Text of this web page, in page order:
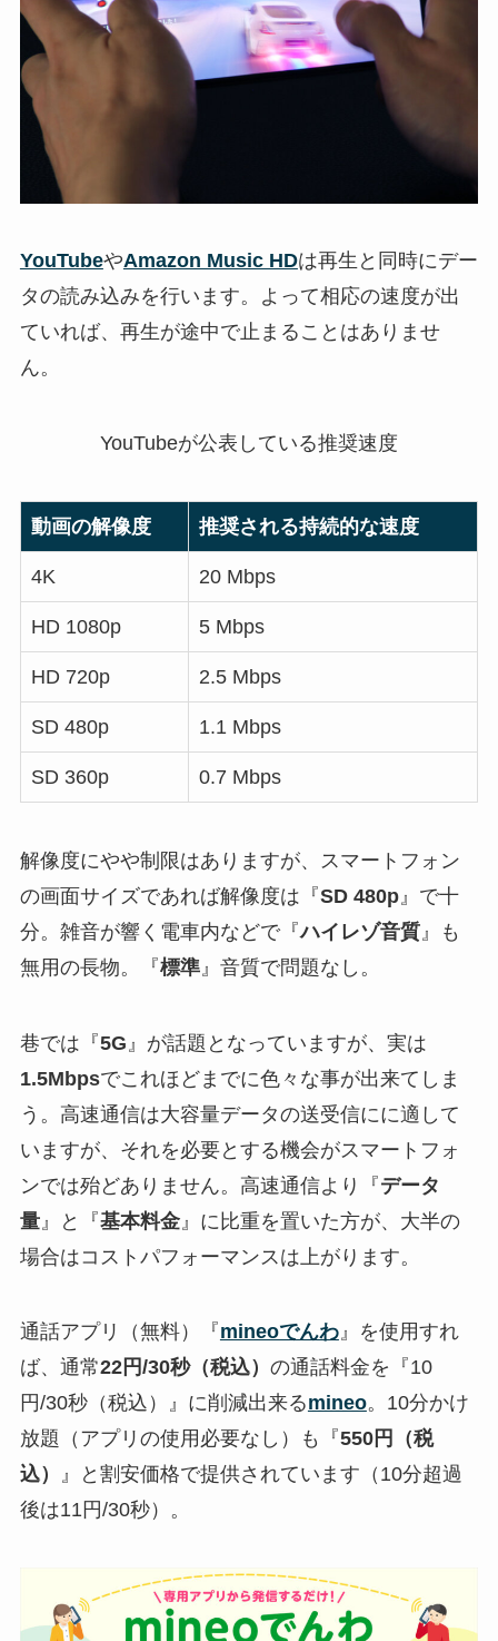
YouTubeやAmazon Music HDは再生と同時にデー
タの読み込みを行います。よって相応の速度が出
ていれば、再生が途中で止まることはありませ
ん。
YouTubeが公表している推奨速度
動画の解像度 推奨される持続的な速度
4K 20 Mbps
HD 1080p 5 Mbps
HD 720p 2.5 Mbps
SD 480p 1.1 Mbps
SD 360p 0.7 Mbps
解像度にやや制限はありますが、スマートフォン
の画面サイズであれば解像度は『SD 480p』で十
分。雑音が響く電車内などで『ハイレゾ音質』も
無用の長物。『標準』音質で問題なし。
巷では『5G 』が話題となっていますが、実は
1.5Mbpsでこれほどまでに色々な事が出来てしま
う。高速通信は大容量データの送受信にに適して
いますが、それを必要とする機会がスマートフォ
ンでは殆どありません。高速通信より『データ
量』と『基本料金』に比重を置いた方が、大半の
場合はコストパフォーマンスは上がります。
通話アプリ（無料）『mineoでんわ』を使用すれ
ば、通常22円/30秒（税込） の通話料金を『10
円/30秒（税込）
』に削減出来るmineo。10分かけ
放題（アプリの使用必要なし）も『550円（税
込）
』と割安価格で提供されています（10分超過
後は11円/30秒）。